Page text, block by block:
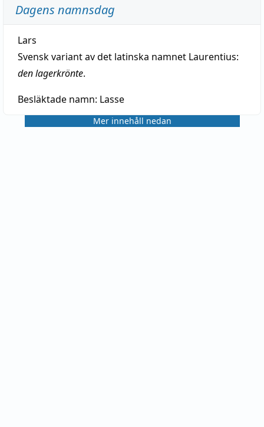
Dagens namnsdag
Lars
Svensk variant av det latinska namnet Laurentius:
den lagerkrönte.
Besläktade namn: Lasse
Mer innehåll nedan